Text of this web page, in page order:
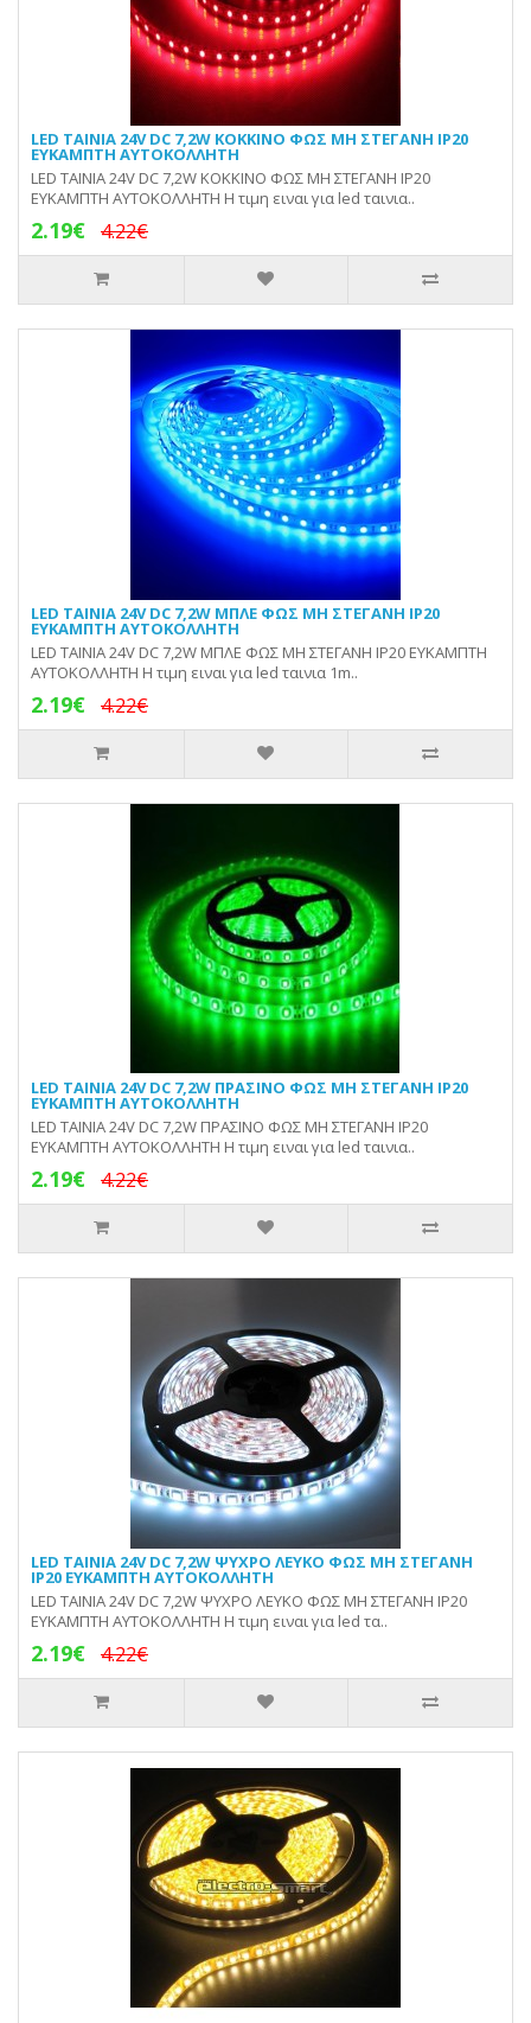
LED ΤΑΙΝΙΑ 24V DC 7,2W ΚΟΚΚΙΝΟ ΦΩΣ ΜΗ ΣΤΕΓΑΝΗ IP20
ΕΥΚΑΜΠΤΗ ΑΥΤΟΚΟΛΛΗΤΗ
LED ΤΑΙΝΙΑ 24V DC 7,2W ΚΟΚΚΙΝΟ ΦΩΣ ΜΗ ΣΤΕΓΑΝΗ IP20
ΕΥΚΑΜΠΤΗ ΑΥΤΟΚΟΛΛΗΤΗ Η τιμη ειναι για led ταινια..
2.19€ 4.22€
LED ΤΑΙΝΙΑ 24V DC 7,2W ΜΠΛΕ ΦΩΣ ΜΗ ΣΤΕΓΑΝΗ IP20
ΕΥΚΑΜΠΤΗ ΑΥΤΟΚΟΛΛΗΤΗ
LED ΤΑΙΝΙΑ 24V DC 7,2W ΜΠΛΕ ΦΩΣ ΜΗ ΣΤΕΓΑΝΗ IP20 ΕΥΚΑΜΠΤΗ
ΑΥΤΟΚΟΛΛΗΤΗ Η τιμη ειναι για led ταινια 1m..
2.19€ 4.22€
LED ΤΑΙΝΙΑ 24V DC 7,2W ΠΡΑΣΙΝΟ ΦΩΣ ΜΗ ΣΤΕΓΑΝΗ IP20
ΕΥΚΑΜΠΤΗ ΑΥΤΟΚΟΛΛΗΤΗ
LED ΤΑΙΝΙΑ 24V DC 7,2W ΠΡΑΣΙΝΟ ΦΩΣ ΜΗ ΣΤΕΓΑΝΗ IP20
ΕΥΚΑΜΠΤΗ ΑΥΤΟΚΟΛΛΗΤΗ Η τιμη ειναι για led ταινια..
2.19€ 4.22€
LED ΤΑΙΝΙΑ 24V DC 7,2W ΨΥΧΡΟ ΛΕΥΚΟ ΦΩΣ ΜΗ ΣΤΕΓΑΝΗ
IP20 ΕΥΚΑΜΠΤΗ ΑΥΤΟΚΟΛΛΗΤΗ
LED ΤΑΙΝΙΑ 24V DC 7,2W ΨΥΧΡΟ ΛΕΥΚΟ ΦΩΣ ΜΗ ΣΤΕΓΑΝΗ IP20
ΕΥΚΑΜΠΤΗ ΑΥΤΟΚΟΛΛΗΤΗ Η τιμη ειναι για led τα..
2.19€ 4.22€